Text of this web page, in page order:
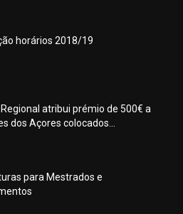
horários 2018/19
atribui prémio de 500€ a
dos Açores colocados...
para Mestrados e